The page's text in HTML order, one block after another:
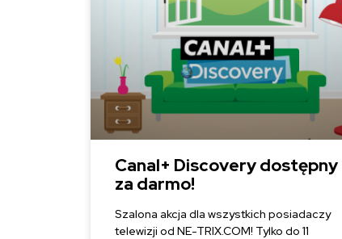
Canal+ Discovery dostępny
za darmo!
Szalona akcja dla wszystkich posiadaczy
telewizji od NE-TRIX.COM! Tylko do 11